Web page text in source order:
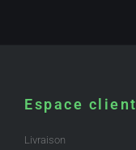
Espace client
Livraison